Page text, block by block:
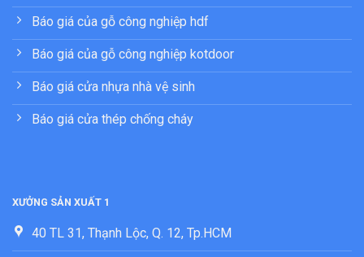
Báo giá của gỗ công nghiệp hdf
Báo giá của gỗ công nghiệp kotdoor
Báo giá cửa nhựa nhà vệ sinh
Báo giá cửa thép chống cháy
XƯỞNG SẢN XUẤT 1
40 TL 31, Thạnh Lộc, Q. 12, Tp.HCM